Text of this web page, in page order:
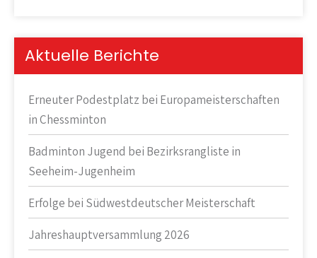
Aktuelle Berichte
Erneuter Podestplatz bei Europameisterschaften
in Chessminton
Badminton Jugend bei Bezirksrangliste in
Seeheim-Jugenheim
Erfolge bei Südwestdeutscher Meisterschaft
Jahreshauptversammlung 2026